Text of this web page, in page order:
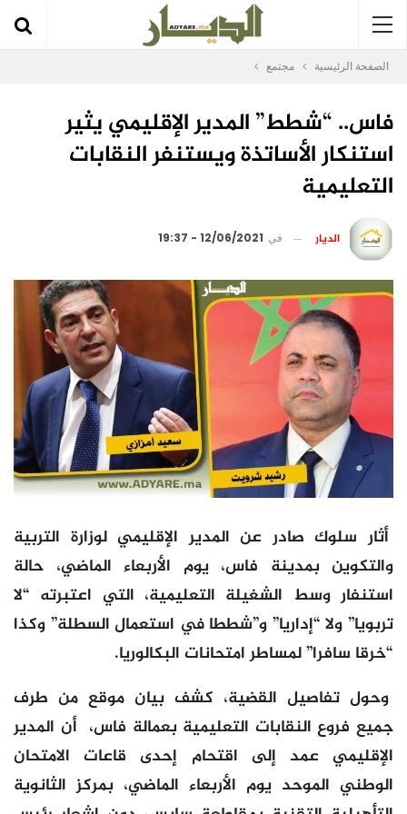
الصفحة الرئيسية مجتمع
فاس.. “شطط” المدير الإقليمي يثير
استنكار الأساتذة ويستنفر النقابات
التعليمية
الديار في 12/06/2021 - 19:37
أثار سلوك صادر عن المدير الإقليمي لوزارة التربية
والتكوين بمدينة فاس، يوم الأربعاء الماضي، حالة
استنفار وسط الشغيلة التعليمية، التي اعتبرته “لا
تربويا” ولا “إداريا” و”شططا في استعمال السطلة” وكذا
“خرقا سافرا” لمساطر امتحانات البكالوريا.
وحول تفاصيل القضية، كشف بيان موقع من طرف
جميع فروع النقابات التعليمية بعمالة فاس، أن المدير
الإقليمي عمد إلى اقتحام إحدى قاعات الامتحان
الوطني الموحد يوم الأربعاء الماضي، بمركز الثانوية